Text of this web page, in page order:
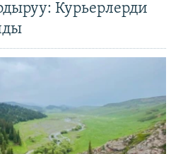
Курьерлерди